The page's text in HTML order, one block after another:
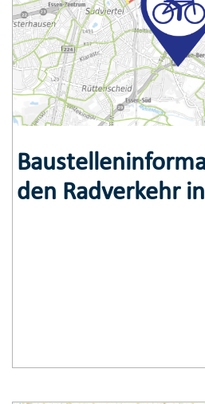
den Radverkehr